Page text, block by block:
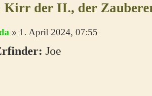
Kirr der II., der
» 1. April 2024, 07:55
Joe